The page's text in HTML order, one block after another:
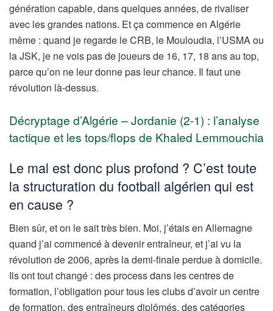
génération capable, dans quelques années, de rivaliser
avec les grandes nations. Et ça commence en Algérie
même : quand je regarde le CRB, le Mouloudia, l’USMA ou
la JSK, je ne vois pas de joueurs de 16, 17, 18 ans au top,
parce qu’on ne leur donne pas leur chance. Il faut une
révolution là-dessus.
Décryptage d’Algérie – Jordanie (2-1) : l’analyse
tactique et les tops/flops de Khaled Lemmouchia
Le mal est donc plus profond ? C’est toute
la structuration du football algérien qui est
en cause ?
Bien sûr, et on le sait très bien. Moi, j’étais en Allemagne
quand j’ai commencé à devenir entraîneur, et j’ai vu la
révolution de 2006, après la demi-finale perdue à domicile.
Ils ont tout changé : des process dans les centres de
formation, l’obligation pour tous les clubs d’avoir un centre
de formation, des entraîneurs diplômés, des catégories